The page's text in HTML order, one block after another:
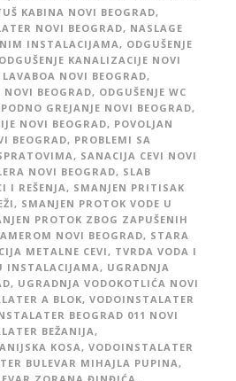
KABINA NOVI BEOGRAD,
NOVI BEOGRAD, NASLAGE
INSTALACIJAMA , ODGUŠENJE
ODGUŠENJE KANALIZACIJE NOVI
LAVABOA NOVI BEOGRAD,
NOVI BEOGRAD, ODGUŠENJE WC
PODNO GREJANJE NOVI BEOGRAD,
NOVI BEOGRAD, POVOLJAN
BEOGRAD, PROBLEMI SA
, SANACIJA CEVI NOVI
NOVI BEOGRAD, SLAB
I REŠENJA , SMANJEN PRITISAK
, SMANJEN PROTOK VODE U
PROTOK ZBOG ZAPUŠENIH
NOVI BEOGRAD, STARA
METALNE CEVI , TVRDA VODA I
INSTALACIJAMA , UGRADNJA
, UGRADNJA VODOKOTLIĆA NOVI
A BLOK, VODOINSTALATER
BEOGRAD 011 NOVI
BEŽANIJA,
KOSA , VODOINSTALATER
BULEVAR MIHAJLA PUPINA ,